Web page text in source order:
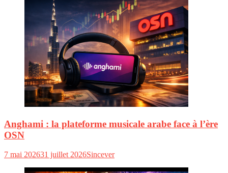
Anghami : la plateforme musicale arabe face à l’ère
OSN
7 mai 202631 juillet 2026Sincever